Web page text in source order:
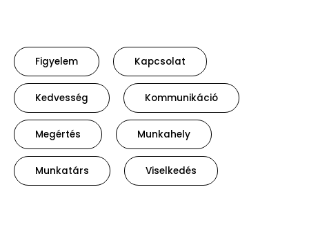
Figyelem Kapcsolat
Kedvesség Kommunikáció
Megértés Munkahely
Munkatárs Viselkedés